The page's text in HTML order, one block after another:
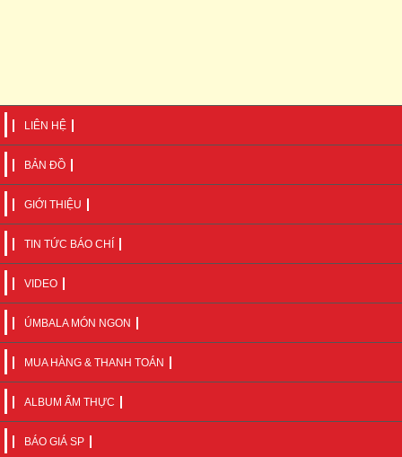
LIÊN HỆ
BẢN ĐỒ
GIỚI THIỆU
TIN TỨC BÁO CHÍ
VIDEO
ÚMBALA MÓN NGON
MUA HÀNG & THANH TOÁN
ALBUM ẨM THỰC
BÁO GIÁ SP